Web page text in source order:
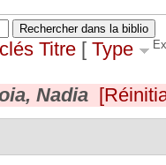
Titre [ Type
Nadia